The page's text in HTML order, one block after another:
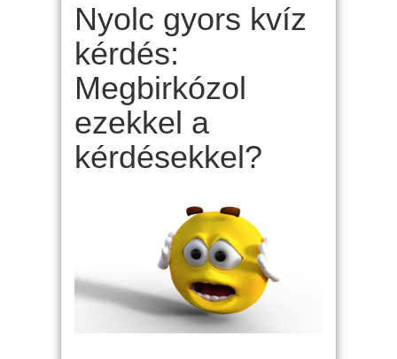
Nyolc gyors kvíz
kérdés:
Megbirkózol
ezekkel a
kérdésekkel?